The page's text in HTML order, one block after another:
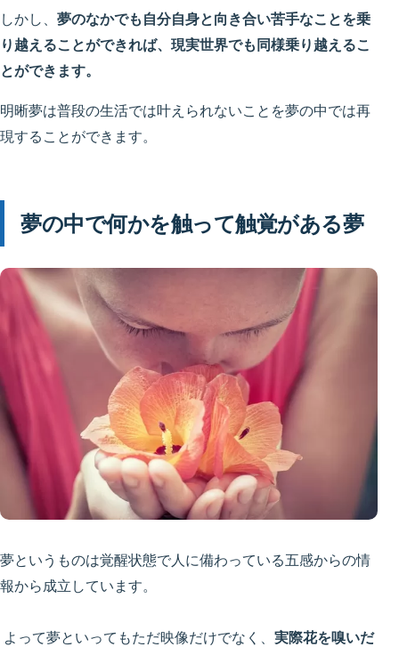
しかし、 夢のなかでも自分自身と向き合い苦手なことを乗
り越えることができれば、現実世界でも同様乗り越えるこ
とができます。
明晰夢は普段の生活では叶えられないことを夢の中では再
現することができます。
夢の中で何かを触って触覚がある夢
夢というものは覚醒状態で人に備わっている五感からの情
報から成立しています。
よって夢といってもただ映像だけでなく、 実際花を嗅いだ